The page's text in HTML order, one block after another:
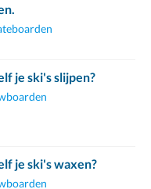
je ski's slijpen?
je ski's waxen?